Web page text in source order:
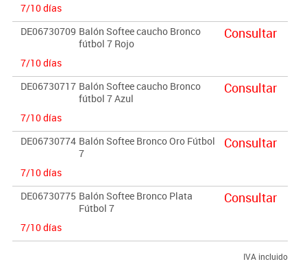
7/10 días
DE06730709 Balón Softee caucho Bronco
fútbol 7 Rojo
7/10 días
Consultar
DE06730717 Balón Softee caucho Bronco
fútbol 7 Azul
7/10 días
Consultar
DE06730774 Balón Softee Bronco Oro Fútbol
7
7/10 días
Consultar
DE06730775 Balón Softee Bronco Plata
Fútbol 7
7/10 días
Consultar
IVA incluido